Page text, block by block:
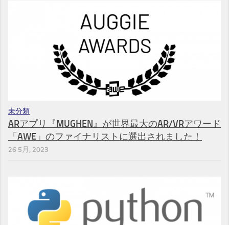
未分類
ARアプリ『MUGHEN』が世界最大のAR/VRアワード
「AWE」のファイナリストに選出されました！
26 5月, 2023